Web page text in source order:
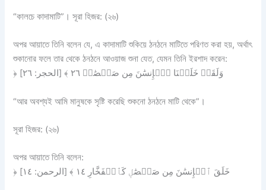
“কালচে কাদামাটি”। সূরা হিজর: (২৬)
অপর আয়াতে তিনি বলেন যে, এ কাদামাটি শুকিয়ে ঠনঠনে মাটিতে পরিণত করা হয়, অর্থাৎ
শুকানোর ফলে তার থেকে ঠনঠনে আওয়াজ শুনা যেত, যেমন তিনি ইরশাদ করেন:
﴿ وَلَقَدۡ خَلَقۡنَا ٱلۡإِنسَٰنَ مِن صَلۡصَٰلٖ ٢٦ ﴾ [الحجر: ٢٦]
“আর অবশ্যই আমি মানুষকে সৃষ্টি করেছি শুকনো ঠনঠনে মাটি থেকে”।
সূরা হিজর: (২৬)
অপর আয়াতে তিনি বলেন:
﴿ خَلَقَ ٱلۡإِنسَٰنَ مِن صَلۡصَٰلٖ كَٱلۡفَخَّارِ ١٤ ﴾ [الرحمن: ١٤]